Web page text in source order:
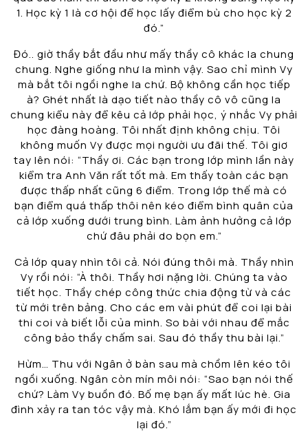
1. Học kỳ 1 là cơ hội để học lấy điểm bù cho học kỳ 2
đó.”
Đó.. giờ thầy bắt đầu như mấy thầy cô khác la chung
chung. Nghe giống như la mình vậy. Sao chỉ mình Vy
mà bắt tôi ngồi nghe la chứ. Bộ không cần học tiếp
à? Ghét nhất là dạo tiết nào thầy cô vô cũng la
chung kiểu này để kêu cả lớp phải học, ý nhắc Vy phải
học đàng hoàng. Tôi nhất định không chịu. Tôi
không muốn Vy được mọi người ưu đãi thế. Tôi giơ
tay lên nói: “Thầy ơi. Các bạn trong lớp mình lần này
kiểm tra Anh Văn rất tốt mà. Em thấy toàn các bạn
được thấp nhất cũng 6 điểm. Trong lớp thế mà có
bạn điểm quá thấp thôi nên kéo điểm bình quân của
cả lớp xuống dưới trung bình. Làm ảnh hưởng cả lớp
chứ đâu phải do bọn em.”
Cả lớp quay nhìn tôi cả. Nói đúng thôi mà. Thầy nhìn
Vy rồi nói: “À thôi. Thầy hơi nặng lời. Chúng ta vào
tiết học. Thầy chép công thức chia động từ và các
từ mới trên bảng. Cho các em vài phút để coi lại bài
thi coi và biết lỗi của mình. So bài với nhau để mắc
công bảo thầy chấm sai. Sau đó thầy thu bài lại.”
Hừm… Thu với Ngân ở bàn sau mà chồm lên kéo tôi
ngồi xuống. Ngân còn mín môi nói: “Sao bạn nói thế
chứ? Làm Vy buồn đó. Bố mẹ bạn ấy mất lúc hè. Gia
đình xảy ra tan tóc vậy mà. Khó lắm bạn ấy mới đi học
lại đó.”